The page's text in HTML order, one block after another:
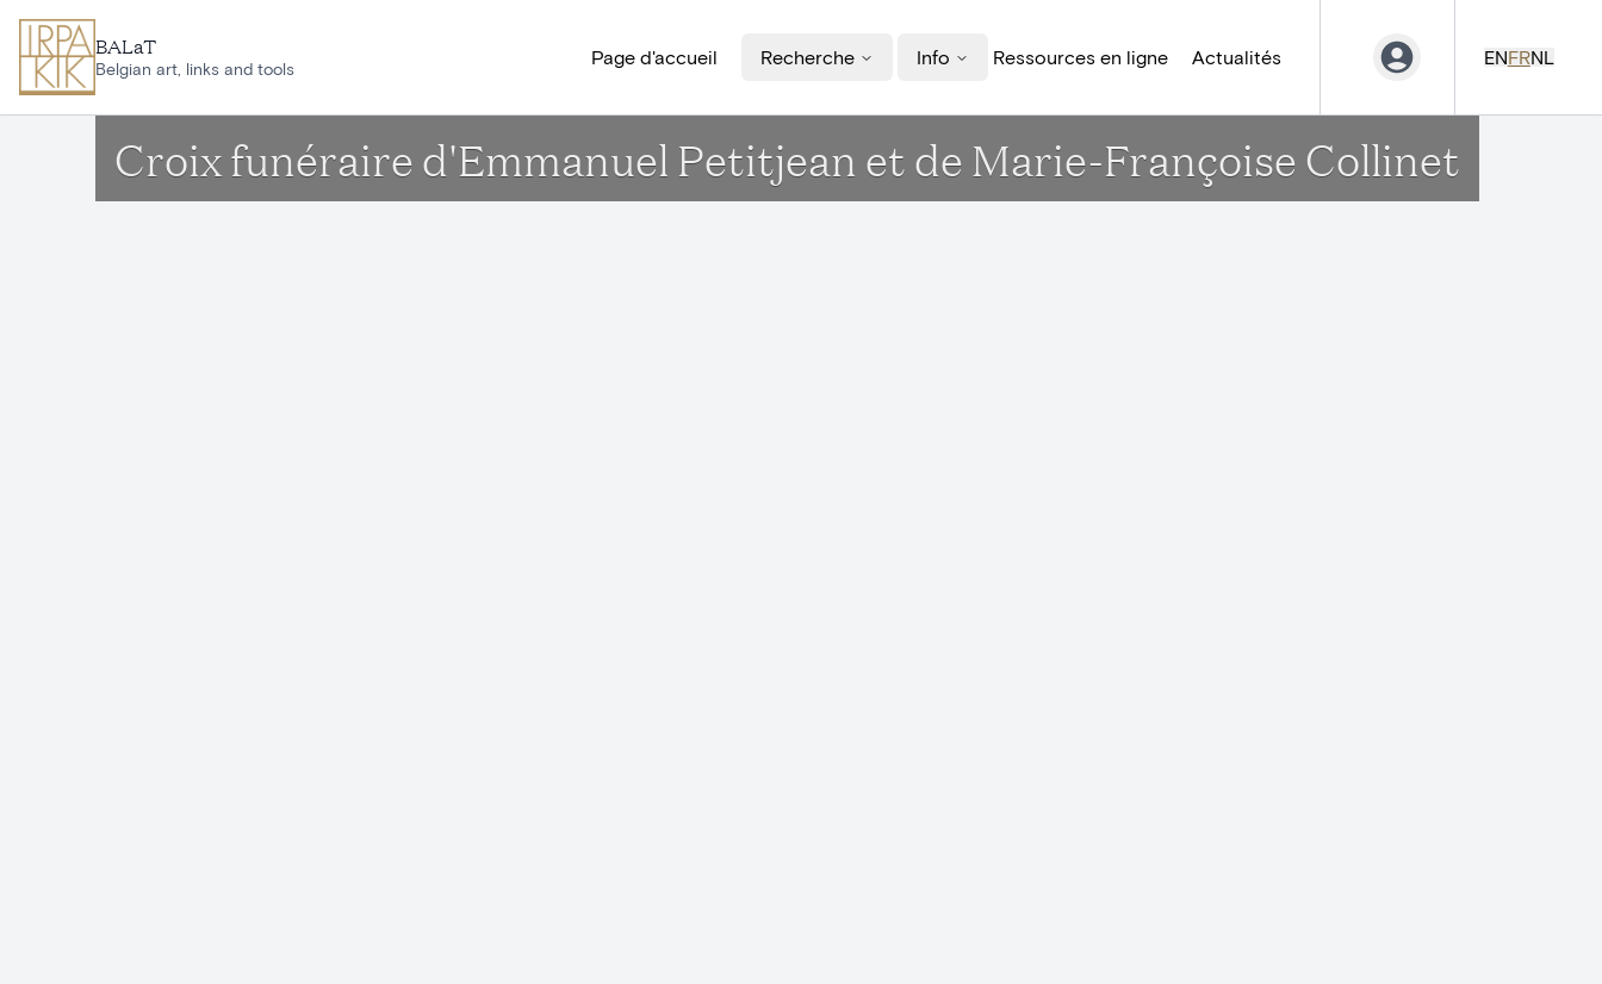
BALaT
Belgian art, links and tools
Page d'accueil Recherche Info Ressources en ligne Actualités ENFRNL
Croix funéraire d'Emmanuel Petitjean et de Marie-Françoise Collinet